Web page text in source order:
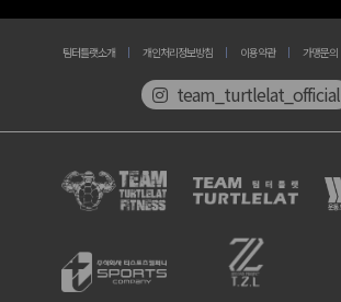
팀터틀랫소개 개인처리정보방침 이용약관 가맹문의
team_turtlelat_official